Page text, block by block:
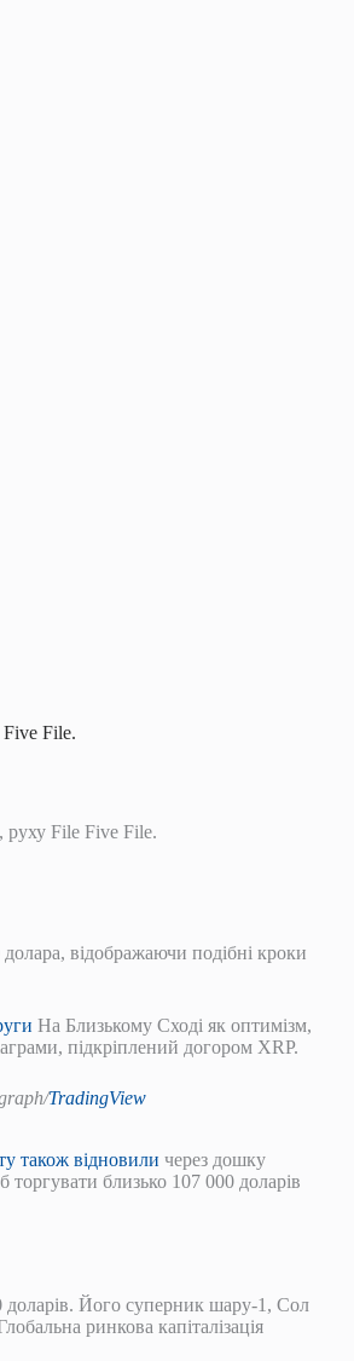
Five File.
руху File Five File.
відображаючи подібні кроки
На Близькому Сході як оптимізм,
підкріплений догором XRP.
TradingView
також відновили через дошку
близько 107 000 доларів
доларів. Його суперник шару-1, Сол
ринкова капіталізація